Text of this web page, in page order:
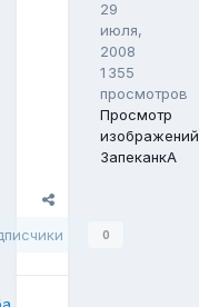
29
июля,
2008
1 355
просмотров
Просмотр
изображений
ЗапеканкА
0